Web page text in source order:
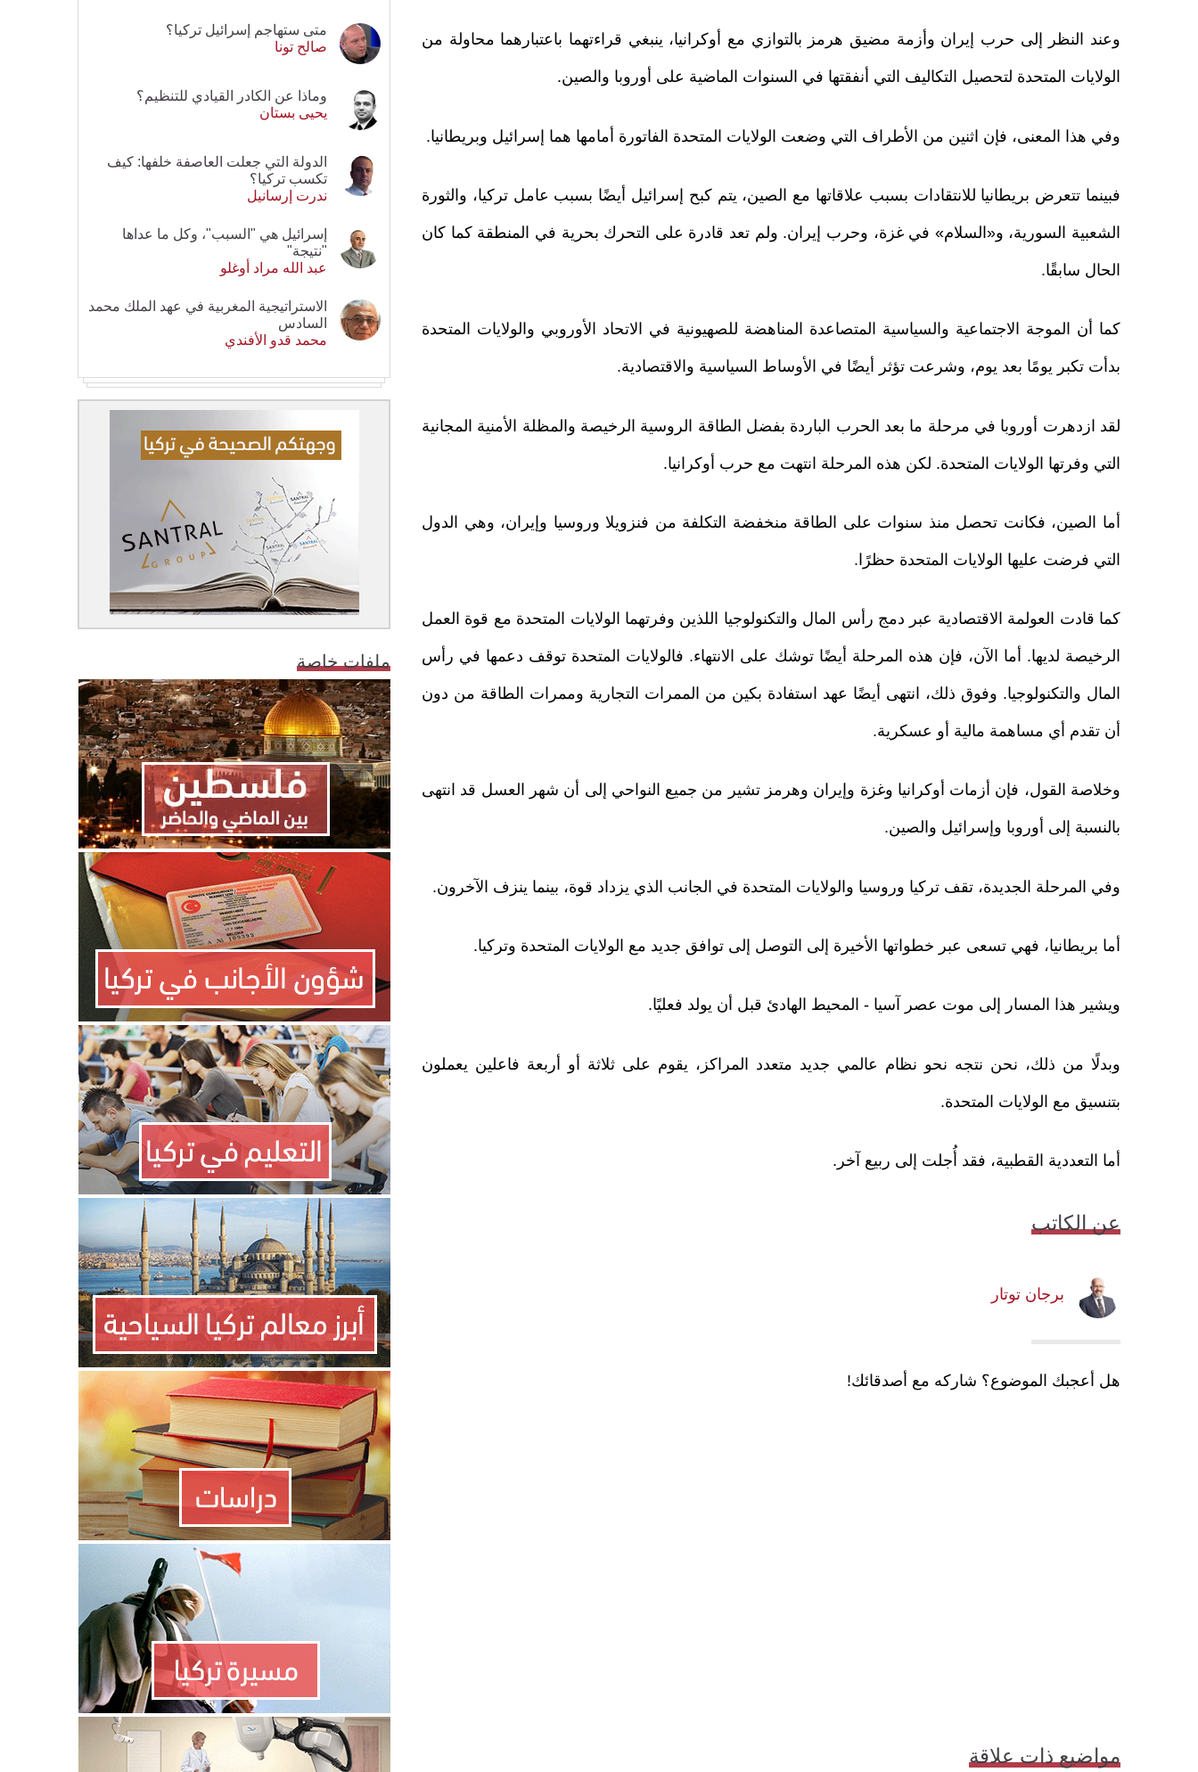
وعند النظر إلى حرب إيران وأزمة مضيق هرمز بالتوازي مع أوكرانيا، ينبغي قراءتهما باعتبارهما محاولة من
الولايات المتحدة لتحصيل التكاليف التي أنفقتها في السنوات الماضية على أوروبا والصين.
وفي هذا المعنى، فإن اثنين من الأطراف التي وضعت الولايات المتحدة الفاتورة أمامها هما إسرائيل وبريطانيا.
فبينما تتعرض بريطانيا للانتقادات بسبب علاقاتها مع الصين، يتم كبح إسرائيل أيضًا بسبب عامل تركيا، والثورة
الشعبية السورية، و«السلام» في غزة، وحرب إيران. ولم تعد قادرة على التحرك بحرية في المنطقة كما كان
الحال سابقًا.
كما أن الموجة الاجتماعية والسياسية المتصاعدة المناهضة للصهيونية في الاتحاد الأوروبي والولايات المتحدة
بدأت تكبر يومًا بعد يوم، وشرعت تؤثر أيضًا في الأوساط السياسية والاقتصادية.
لقد ازدهرت أوروبا في مرحلة ما بعد الحرب الباردة بفضل الطاقة الروسية الرخيصة والمظلة الأمنية المجانية
التي وفرتها الولايات المتحدة. لكن هذه المرحلة انتهت مع حرب أوكرانيا.
أما الصين، فكانت تحصل منذ سنوات على الطاقة منخفضة التكلفة من فنزويلا وروسيا وإيران، وهي الدول
التي فرضت عليها الولايات المتحدة حظرًا.
كما قادت العولمة الاقتصادية عبر دمج رأس المال والتكنولوجيا اللذين وفرتهما الولايات المتحدة مع قوة العمل
الرخيصة لديها. أما الآن، فإن هذه المرحلة أيضًا توشك على الانتهاء. فالولايات المتحدة توقف دعمها في رأس
المال والتكنولوجيا. وفوق ذلك، انتهى أيضًا عهد استفادة بكين من الممرات التجارية وممرات الطاقة من دون
أن تقدم أي مساهمة مالية أو عسكرية.
وخلاصة القول، فإن أزمات أوكرانيا وغزة وإيران وهرمز تشير من جميع النواحي إلى أن شهر العسل قد انتهى
بالنسبة إلى أوروبا وإسرائيل والصين.
وفي المرحلة الجديدة، تقف تركيا وروسيا والولايات المتحدة في الجانب الذي يزداد قوة، بينما ينزف الآخرون.
أما بريطانيا، فهي تسعى عبر خطواتها الأخيرة إلى التوصل إلى توافق جديد مع الولايات المتحدة وتركيا.
ويشير هذا المسار إلى موت عصر آسيا - المحيط الهادئ قبل أن يولد فعليًا.
وبدلًا من ذلك، نحن نتجه نحو نظام عالمي جديد متعدد المراكز، يقوم على ثلاثة أو أربعة فاعلين يعملون
بتنسيق مع الولايات المتحدة.
أما التعددية القطبية، فقد أُجلت إلى ربيع آخر.
عن الكاتب
برجان توتار
هل أعجبك الموضوع؟ شاركه مع أصدقائك!
مواضيع ذات علاقة
متى ستهاجم إسرائيل تركيا؟
صالح تونا
وماذا عن الكادر القيادي للتنظيم؟
يحيى بستان
الدولة التي جعلت العاصفة خلفها: كيف
تكسب تركيا؟
ندرت إرسانيل
إسرائيل هي "السبب"، وكل ما عداها
"نتيجة"
عبد الله مراد أوغلو
الاستراتيجية المغربية في عهد الملك محمد
السادس
محمد قدو الأفندي
ملفات خاصة